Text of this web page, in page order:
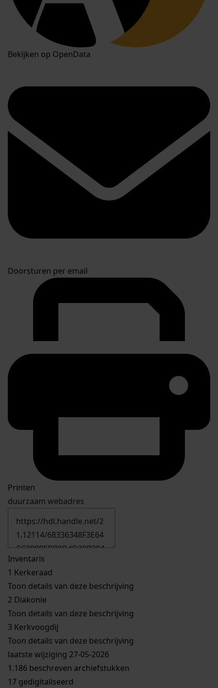
Bekijken op OpenData
Doorsturen per email
Printen
duurzaam webadres
Inventaris
1 Kerkeraad
Toon details van deze beschrijving
2 Diakonie
Toon details van deze beschrijving
3 Kerkvoogdij
Toon details van deze beschrijving
laatste wijziging 27-05-2026
1.186 beschreven archiefstukken
17 gedigitaliseerd